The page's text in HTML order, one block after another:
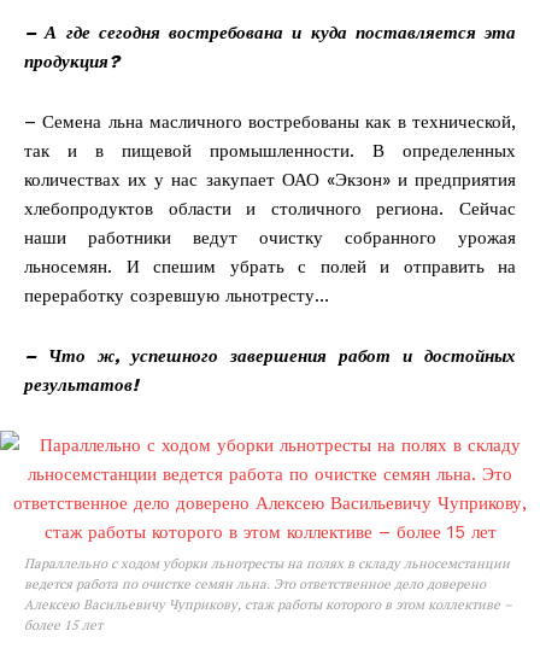
– А где сегодня востребована и куда поставляется эта
продукция?
– Семена льна масличного востребованы как в технической,
так и в пищевой промышленности. В определенных
количествах их у нас закупает ОАО «Экзон» и предприятия
хлебопродуктов области и столичного региона. Сейчас
наши работники ведут очистку собранного урожая
льносемян. И спешим убрать с полей и отправить на
переработку созревшую льнотресту…
– Что ж, успешного завершения работ и достойных
результатов!
Параллельно с ходом уборки льнотресты на полях в складу льносемстанции
ведется работа по очистке семян льна. Это ответственное дело доверено
Алексею Васильевичу Чуприкову, стаж работы которого в этом коллективе –
более 15 лет